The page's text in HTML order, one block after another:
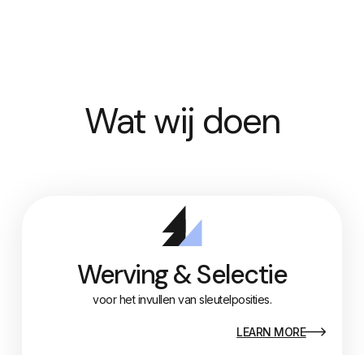
Wat wij doen
Werving & Selectie
voor het invullen van sleutelposities.
LEARN MORE